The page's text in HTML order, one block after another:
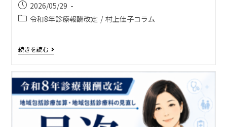
2026/05/29
令和8年診療報酬改定 / 村上佳子コラム
続きを読む